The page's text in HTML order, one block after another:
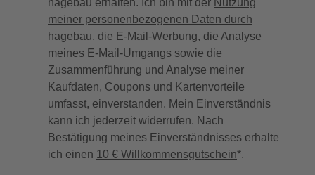
hagebau erhalten. Ich bin mit der Nutzung
meiner personenbezogenen Daten durch
hagebau, die E-Mail-Werbung, die Analyse
meines E-Mail-Umgangs sowie die
Zusammenführung und Analyse meiner
Kaufdaten, Coupons und Kartenvorteile
umfasst, einverstanden. Mein Einverständnis
kann ich jederzeit widerrufen. Nach
Bestätigung meines Einverständnisses erhalte
ich einen 10 € Willkommensgutschein*.